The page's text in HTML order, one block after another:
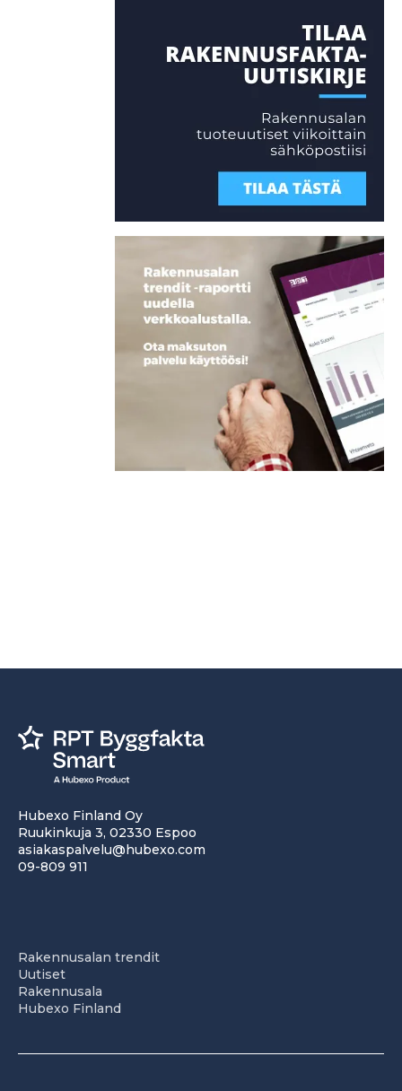
Hubexo Finland Oy
Ruukinkuja 3, 02330 Espoo
asiakaspalvelu@hubexo.com
09-809 911
Rakennusalan trendit
Uutiset
Rakennusala
Hubexo Finland